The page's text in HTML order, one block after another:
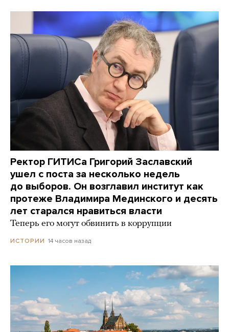
Ректор ГИТИСа Григорий Заславский
ушел с поста за несколько недель
до выборов. Он возглавил институт как
протеже Владимира Мединского и десять
лет старался нравиться власти
Теперь его могут обвинить в коррупции
ИСТОРИИ 14 часов назад